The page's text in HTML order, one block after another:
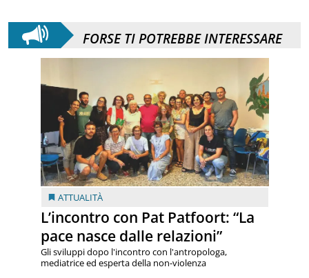
FORSE TI POTREBBE INTERESSARE
ATTUALITÀ
L’incontro con Pat Patfoort: “La
pace nasce dalle relazioni”
Gli sviluppi dopo l'incontro con l'antropologa,
mediatrice ed esperta della non-violenza